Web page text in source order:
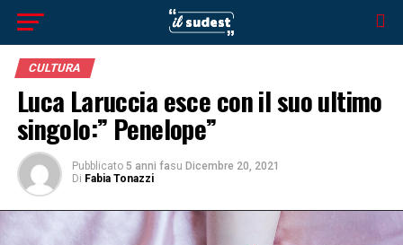
CULTURA
Luca Laruccia esce con il suo ultimo
singolo:” Penelope”
Pubblicato 5 anni fasu Dicembre 20, 2021
Di Fabia Tonazzi